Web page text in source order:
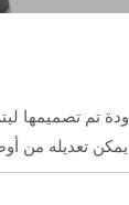
تعديله من